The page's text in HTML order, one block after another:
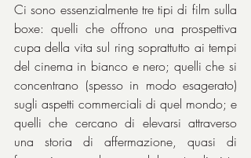
Ci sono essenzialmente tre tipi di film sulla
boxe: quelli che offrono una prospettiva
cupa della vita sul ring soprattutto ai tempi
del cinema in bianco e nero; quelli che si
concentrano (spesso in modo esagerato)
sugli aspetti commerciali di quel mondo; e
quelli che cercano di elevarsi attraverso
una storia di affermazione, quasi di